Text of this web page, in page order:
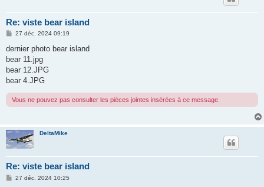
Re: viste bear island
M
s
a
g
27 déc. 2024 09:19
dernier photo bear island
bear 11.jpg
bear 12.JPG
bear 4.JPG
Vous ne pouvez pas consulter les pièces jointes insérées à ce message.
DeltaMike
Re: viste bear island
M27 déc. 2024 10:25